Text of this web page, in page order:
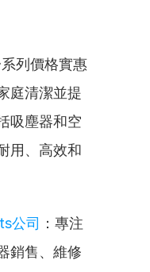
系列價格實惠
庭清潔並提
吸塵器和空
用、高效和
公司 ：專注
銷售、維修